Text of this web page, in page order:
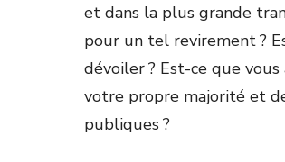
et dans la plus grande
pour un tel revirement ?
dévoiler ? Est-ce que
votre propre majorité et
publiques ?